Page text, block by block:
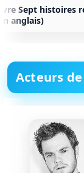
Sept histoires
anglais)
Acteurs